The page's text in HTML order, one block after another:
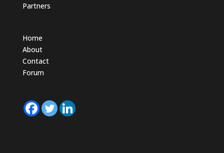
Partners
Home
About
Contact
Forum